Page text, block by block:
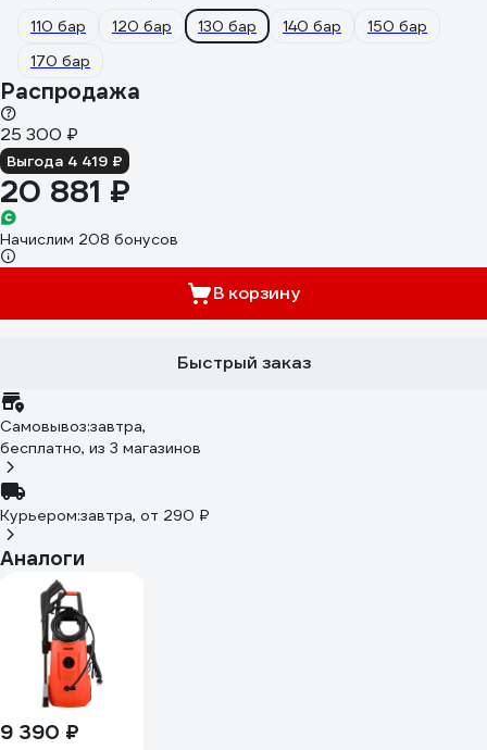
110 бар
120 бар 130 бар 140 бар
150 бар
170 бар
Распродажа
25 300 ₽
Выгода 4 419 ₽
20 881 ₽
Начислим 208 бонусов
В корзину
Быстрый заказ
Самовывоз:завтра,
бесплатно, из 3 магазинов
Курьером:завтра, от 290 ₽
Аналоги
9 390 ₽